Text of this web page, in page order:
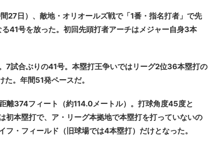
27日）、敵地・オリオールズ戦で「1番・指名打者」で先
41号を放った。初回先頭打者アーチはメジャー自身3本
7試合ぶりの41号。本塁打王争いではリーグ2位36本塁打の
。年間51発ペースだ。
離374フィート（約114.0メートル）。打球角度45度と
初本塁打で、ア・リーグ本拠地で本塁打を打っていないの
・フィールド（旧球場では4本塁打）だけとなった。